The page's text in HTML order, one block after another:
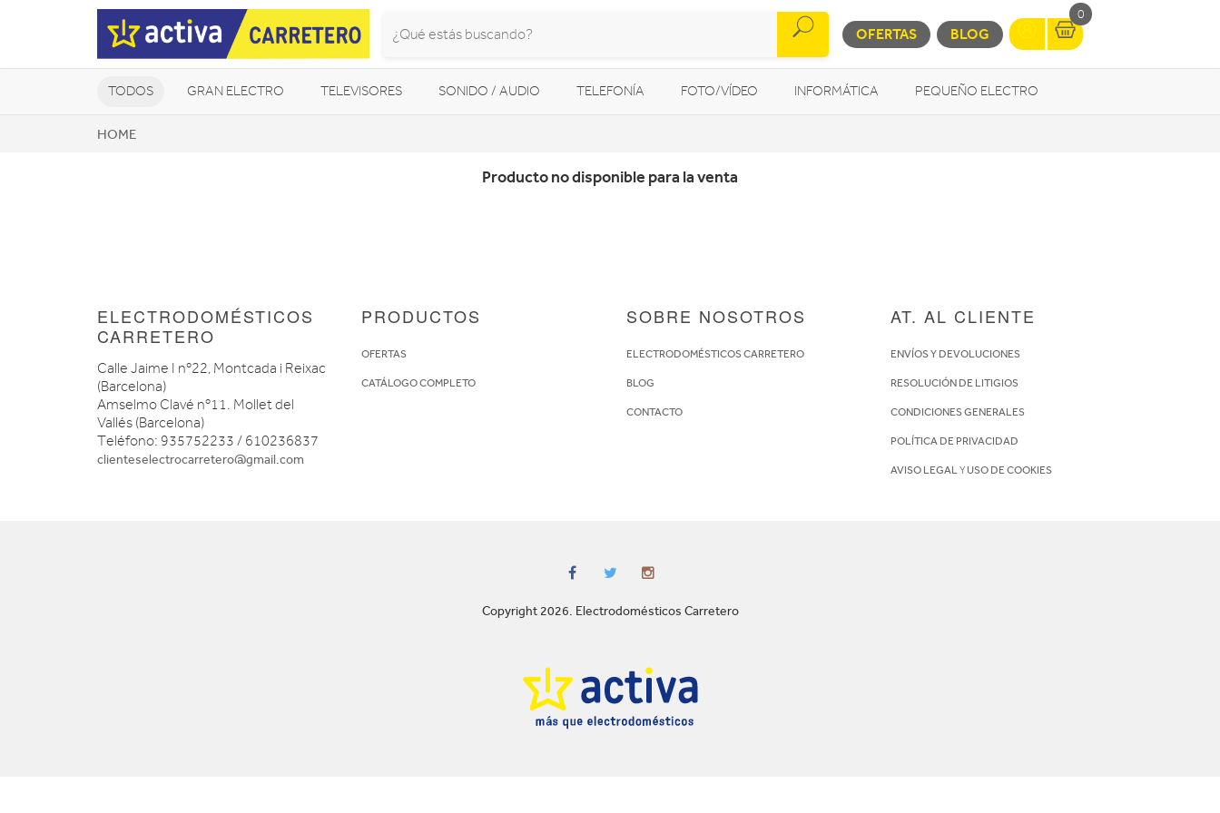
OFERTAS BLOG
0
TODOS GRAN ELECTRO TELEVISORES SONIDO / AUDIO TELEFONÍA FOTO/VÍDEO INFORMÁTICA PEQUEÑO ELECTRO
HOME
Producto no disponible para la venta
ELECTRODOMÉSTICOS
CARRETERO
Calle Jaime I nº22, Montcada i Reixac
(Barcelona)
Amselmo Clavé nº11. Mollet del
Vallés (Barcelona)
Teléfono: 935752233 / 610236837
clienteselectrocarretero@gmail.com
PRODUCTOS
OFERTAS
CATÁLOGO COMPLETO
SOBRE NOSOTROS
ELECTRODOMÉSTICOS CARRETERO
BLOG
CONTACTO
AT. AL CLIENTE
ENVÍOS Y DEVOLUCIONES
RESOLUCIÓN DE LITIGIOS
CONDICIONES GENERALES
POLÍTICA DE PRIVACIDAD
AVISO LEGALYUSO DE COOKIES
Copyright 2026. Electrodomésticos Carretero